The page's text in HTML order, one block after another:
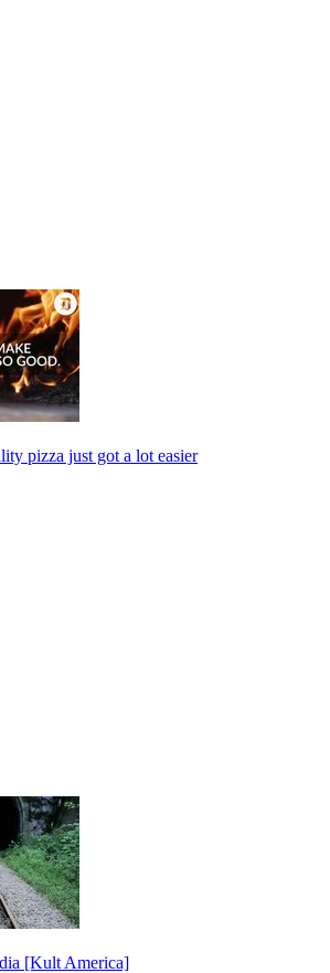
pizza just got a lot easier
[Kult America]